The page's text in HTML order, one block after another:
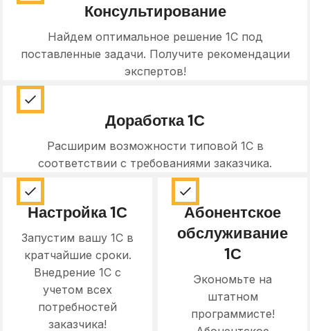
Консультирование
Найдем оптимальное решение 1С под
поставленные задачи. Получите рекомендации
экспертов!
Доработка 1С
Расширим возможности типовой 1С в
соответствии с требованиями заказчика.
Настройка 1С
Запустим вашу 1С в
кратчайшие сроки.
Внедрение 1С с
учетом всех
потребностей
заказчика!
Абонентское
обслуживание
1С
Экономьте на
штатном
программисте!